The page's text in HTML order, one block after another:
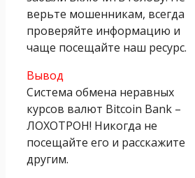
верьте мошенникам, всегда
проверяйте информацию и
чаще посещайте наш ресурс.
Вывод
Система обмена неравных
курсов валют Bitcоin Bank –
ЛОХОТРОН! Никогда не
посещайте его и расскажите
другим.